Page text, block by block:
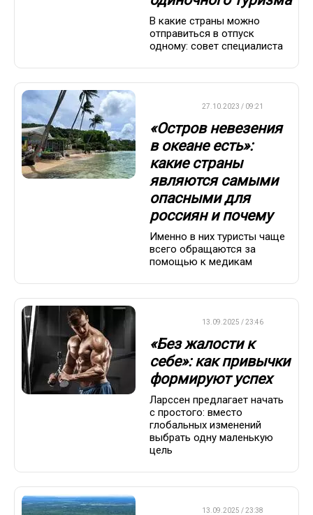
В какие страны можно
отправиться в отпуск
одному: совет специалиста
27.10.2023 / 09:21
«Остров невезения
в океане есть»:
какие страны
являются самыми
опасными для
россиян и почему
Именно в них туристы чаще
всего обращаются за
помощью к медикам
13.09.2025 / 23:46
«Без жалости к
себе»: как привычки
формируют успех
Ларссен предлагает начать
с простого: вместо
глобальных изменений
выбрать одну маленькую
цель
13.09.2025 / 23:38